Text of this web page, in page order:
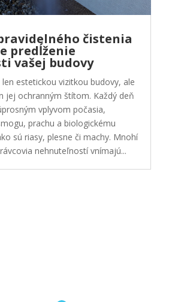
čistenia
predĺženie
vašej budovy
len estetickou vizitkou budovy, ale
jej ochranným štítom. Každý deň
vplyvom počasia,
prachu a biologickému
sú riasy, plesne či machy. Mnohí
nehnuteľností vnímajú...